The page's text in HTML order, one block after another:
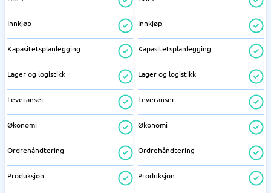
Innkjøp
Kapasitetsplanlegging
Lager og logistikk
Leveranser
Økonomi
Ordrehåndtering
Produksjon
Innkjøp
Kapasitetsplanlegging
Lager og logistikk
Leveranser
Økonomi
Ordrehåndtering
Produksjon